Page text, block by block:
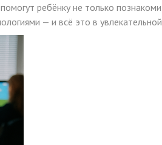
ребёнку не только
— и всё это в